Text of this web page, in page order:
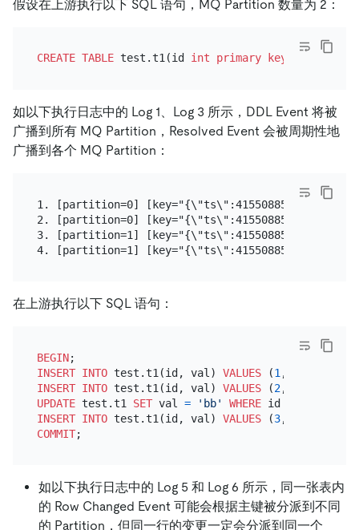
假设在上游执行以下 SQL 语句，MQ Partition 数量为 2：
CREATE TABLE test.t1(id int primary key , val
如以下执行日志中的 Log 1、Log 3 所示，DDL Event 将被
广播到所有 MQ Partition，Resolved Event 会被周期性地
广播到各个 MQ Partition：
1. [partition=0]
2. [partition=0]
3. [partition=1]
在上游执行以下 SQL 语句：
BEGIN
INSERT INTO test.t1(id, val) VALUES (1 ,
INSERT INTO test.t1(id, val) VALUES (2,
UPDATE test.t1 SET val = 'bb' WHERE id
INSERT INTO test.t1(id, val) VALUES (3,
COMMIT
如以下执行日志中的 Log 5 和 Log 6 所示，同一张表内
的 Row Changed Event 可能会根据主键被分派到不同
的 Partition，但同一行的变更一定会分派到同一个